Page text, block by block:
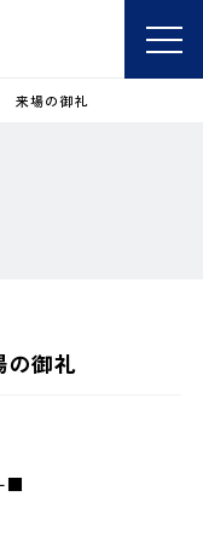
来場の御礼
御礼
■